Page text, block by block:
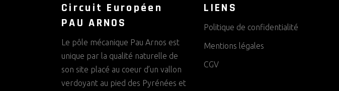
Circuit Européen
PAU ARNOS
Le pôle mécanique Pau Arnos est
unique par la qualité naturelle de
son site placé au coeur d’un vallon
verdoyant au pied des Pyrénées et
LIENS
Politique de confidentialité
Mentions légales
CGV